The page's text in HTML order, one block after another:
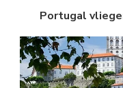
Portugal